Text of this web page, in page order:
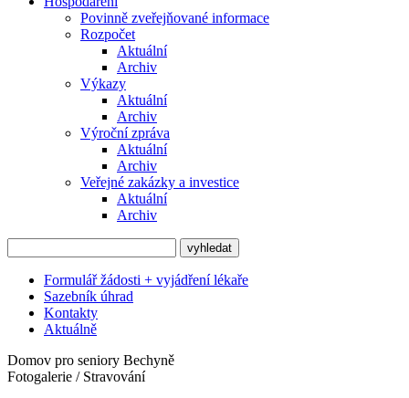
Povinně zveřejňované informace
Rozpočet
Aktuální
Archiv
Výkazy
Aktuální
Archiv
Výroční zpráva
Aktuální
Archiv
Veřejné zakázky a investice
Aktuální
Archiv
Formulář žádosti + vyjádření lékaře
Sazebník úhrad
Kontakty
Aktuálně
Domov pro seniory Bechyně
Fotogalerie / Stravování